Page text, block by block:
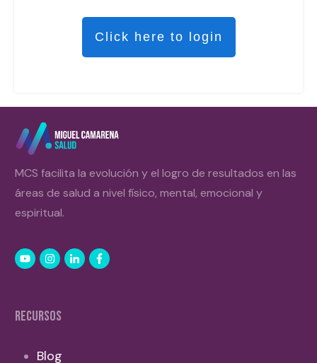
Click here to login
MCS facilita la evolución y el logro de resultados en las
áreas de salud a nivel físico, mental, emocional y
espiritual.
RECURSOS
Blog